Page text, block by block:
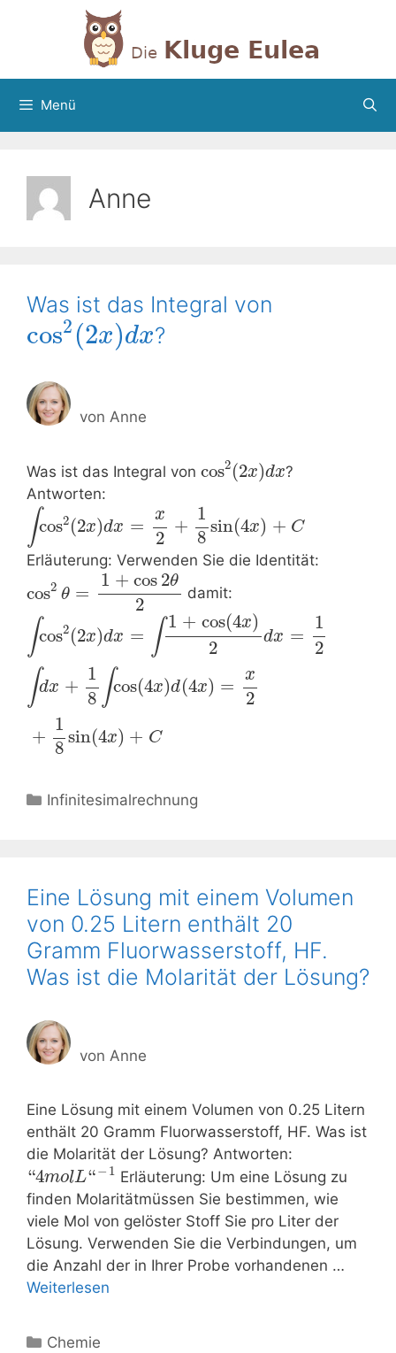
Menü
Anne
Was ist das Integral von
cos2(2x)dx?
von Anne
Was ist das Integral von cos2(2x)dx?
Antworten:
∫cos2(2x)dx = x
2
+
1
8
sin(4x) + C
Erläuterung: Verwenden Sie die Identität:
cos2 θ =
1 + cos 2θ
2
damit:
∫cos2(2x)dx = ∫ 1 + cos(4x)
2
dx =
1
2
∫dx +
1
8 ∫cos(4x)d(4x) = x
2
+
1
8
sin(4x) + C
Kategorien
Infinitesimalrechnung
Eine Lösung mit einem Volumen
von 0.25 Litern enthält 20
Gramm Fluorwasserstoff, HF.
Was ist die Molarität der Lösung?
von Anne
Eine Lösung mit einem Volumen von 0.25 Litern
enthält 20 Gramm Fluorwasserstoff, HF. Was ist
die Molarität der Lösung? Antworten:
“4molL“− 1 Erläuterung: Um eine Lösung zu
finden Molaritätmüssen Sie bestimmen, wie
viele Mol von gelöster Stoff Sie pro Liter der
Lösung. Verwenden Sie die Verbindungen, um
die Anzahl der in Ihrer Probe vorhandenen …
Weiterlesen
Kategorien
Chemie